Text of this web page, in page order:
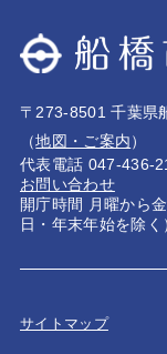
〒273-8501 千葉県
（地図・ご案内）
代表電話 047-436-
お問い合わせ
開庁時間 月曜から
日・年末年始を除く
サイトマップ